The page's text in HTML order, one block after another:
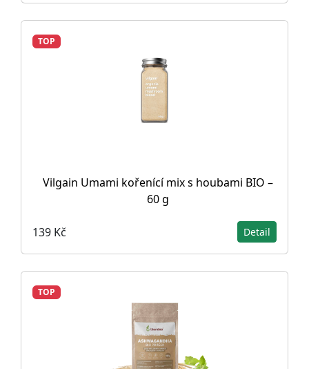
TOP
Vilgain Umami kořenící mix s houbami BIO –
60 g
139 Kč Detail
TOP